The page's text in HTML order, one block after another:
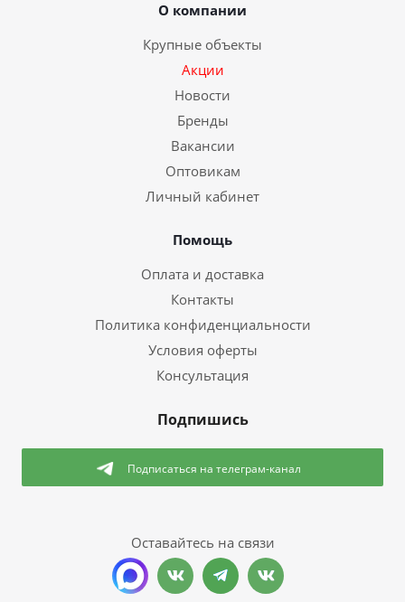
О компании
Крупные объекты
Акции
Новости
Бренды
Вакансии
Оптовикам
Личный кабинет
Помощь
Оплата и доставка
Контакты
Политика конфиденциальности
Условия оферты
Консультация
Подпишись
Подписаться на телеграм-канал
Оставайтесь на связи